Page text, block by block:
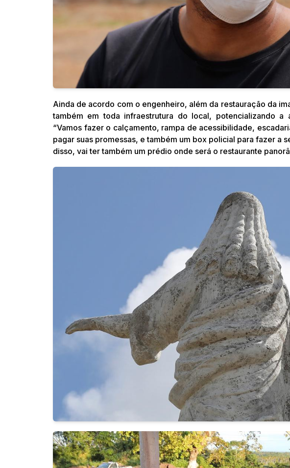
Ainda de acordo com o engenheiro, além da restauração da
também em toda infraestrutura do local, potencializando a
“Vamos fazer o calçamento, rampa de acessibilidade,
pagar suas promessas, e também um box policial para fazer a
disso, vai ter também um prédio onde será o restaurante